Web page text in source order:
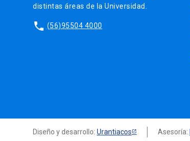
distintas áreas de la Universidad.
phone (56)95504 4000
Diseño y desarrollo: Urantiacos Asesoría: